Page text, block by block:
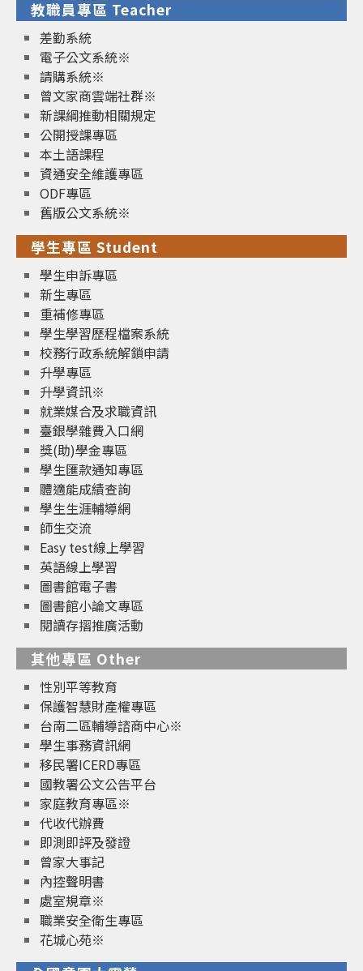
教職員專區 Teacher
差勤系統
電子公文系統※
請購系統※
曾文家商雲端社群※
新課綱推動相關規定
公開授課專區
本土語課程
資通安全維護專區
ODF專區
舊版公文系統※
學生專區 Student
學生申訴專區
新生專區
重補修專區
學生學習歷程檔案系統
校務行政系統解鎖申請
升學專區
升學資訊※
就業媒合及求職資訊
臺銀學雜費入口網
獎(助)學金專區
學生匯款通知專區
體適能成績查詢
學生生涯輔導網
師生交流
Easy test線上學習
英語線上學習
圖書館電子書
圖書館小論文專區
閱讀存摺推廣活動
其他專區 Other
性別平等教育
保護智慧財產權專區
台南二區輔導諮商中心※
學生事務資訊網
移民署ICERD專區
國教署公文公告平台
家庭教育專區※
代收代辦費
即測即評及發證
曾家大事記
內控聲明書
處室規章※
職業安全衛生專區
花城心苑※